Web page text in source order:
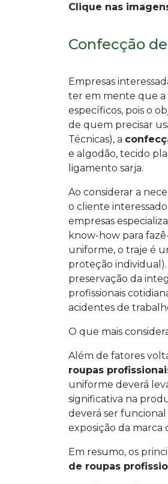
Clique nas
Confecção
Empresas
ter em mente que a
específicos, pois o
de quem precisar
Técnicas), a
e algodão, tecido
ligamento sarja.
Ao considerar a
o cliente
empresas
know-how para
uniforme, o traje é
proteção individual).
preservação da
profissionais
acidentes de
O que mais
Além de fatores
roupas
uniforme deverá
significativa na
deverá ser
exposição da marca
Em resumo, os
de roupas